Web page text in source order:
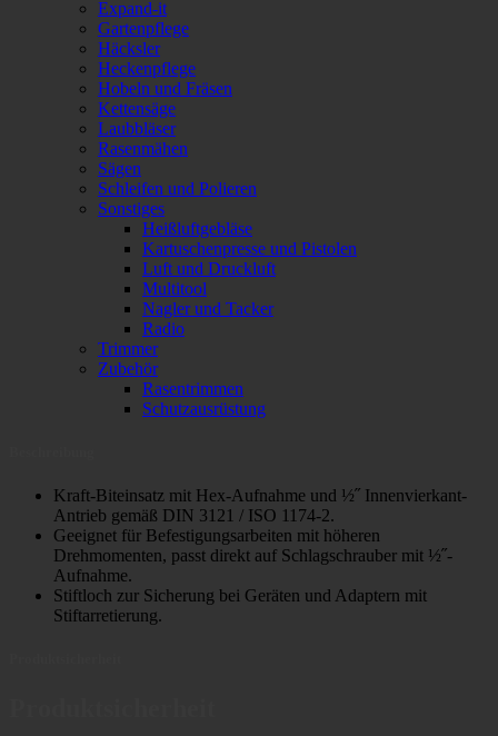
Expand-it
Gartenpflege
Häcksler
Heckenpflege
Hobeln und Fräsen
Kettensäge
Laubbläser
Rasenmähen
Sägen
Schleifen und Polieren
Sonstiges
Heißluftgebläse
Kartuschenpresse und Pistolen
Luft und Druckluft
Multitool
Nagler und Tacker
Radio
Trimmer
Zubehör
Rasentrimmen
Schutzausrüstung
Kraft-Biteinsatz mit Hex-Aufnahme und ½˝ Innenvierkant-
Antrieb gemäß DIN 3121 / ISO 1174-2.
Geeignet für Befestigungsarbeiten mit höheren
Drehmomenten, passt direkt auf Schlagschrauber mit ½˝-
Aufnahme.
Stiftloch zur Sicherung bei Geräten und Adaptern mit
Stiftarretierung.